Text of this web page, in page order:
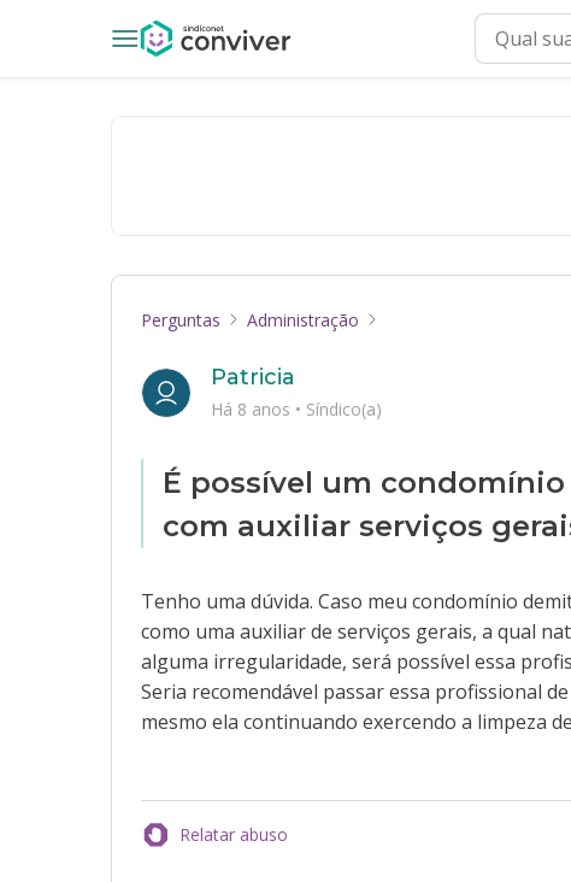
Perguntas Administração
É possível um
com auxiliar serviços
Tenho uma dúvida. Caso meu condomínio
como uma auxiliar de serviços gerais, a qual
alguma irregularidade, será possível essa
Seria recomendável passar essa profissional
mesmo ela continuando exercendo a limpeza
Patricia
Há 8 anos • Síndico(a)
Relatar abuso